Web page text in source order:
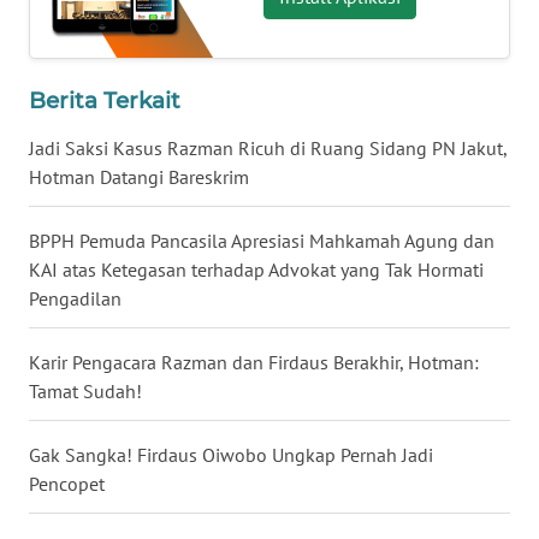
Berita Terkait
Jadi Saksi Kasus Razman Ricuh di Ruang Sidang PN Jakut,
Hotman Datangi Bareskrim
BPPH Pemuda Pancasila Apresiasi Mahkamah Agung dan
KAI atas Ketegasan terhadap Advokat yang Tak Hormati
Pengadilan
Karir Pengacara Razman dan Firdaus Berakhir, Hotman:
Tamat Sudah!
Gak Sangka! Firdaus Oiwobo Ungkap Pernah Jadi
Pencopet
WN
BABEL
SUMBAR
WN
SUMSEL
WN
BENGKULU
WN
LAMPUNG
WN